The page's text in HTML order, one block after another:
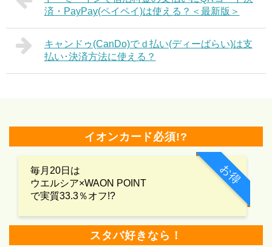
済・PayPay(ペイペイ)は使える？＜最新版＞
キャンドゥ(CanDo)でｄ払い(ディーばらい)は支
払い･決済方法に使える？
イオンカード必須!?
お得
毎月20日は
ウエルシア×WAON POINT
で実質33.3％オフ!?
スタバ好きなら！